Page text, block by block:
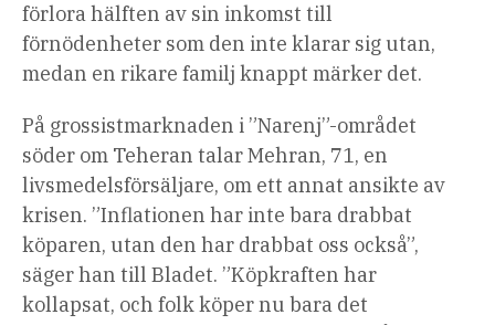
förlora hälften av sin inkomst till
förnödenheter som den inte klarar sig utan,
medan en rikare familj knappt märker det.
På grossistmarknaden i ”Narenj”-området
söder om Teheran talar Mehran, 71, en
livsmedelsförsäljare, om ett annat ansikte av
krisen. ”Inflationen har inte bara drabbat
köparen, utan den har drabbat oss också”,
säger han till Bladet. ”Köpkraften har
kollapsat, och folk köper nu bara det